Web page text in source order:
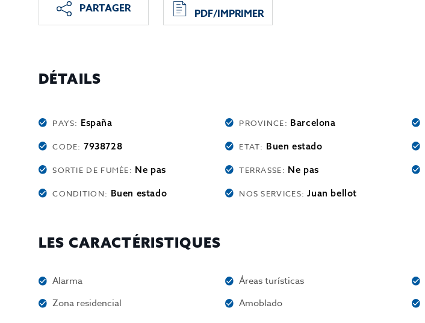
PARTAGER PDF/IMPRIMER
DÉTAILS
PAYS: España PROVINCE: Barcelona
CODE:7938728 ETAT: Buen estado
SORTIE DE FUMÉE: Ne pas TERRASSE: Ne pas
CONDITION: Buen estado NOS SERVICES:Juan bellot
LES CARACTÉRISTIQUES
Alarma Áreas turísticas
Zona residencial
Amoblado